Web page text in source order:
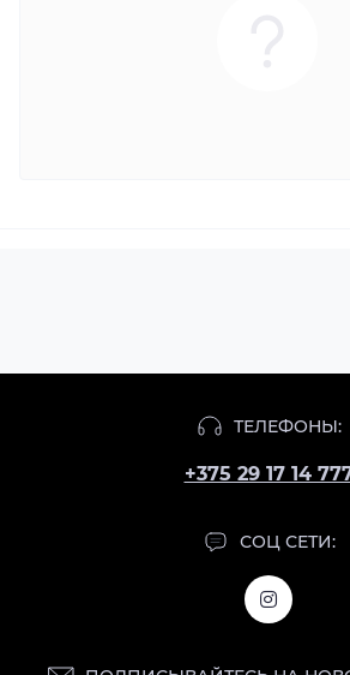
ТЕЛЕФОНЫ:
+375 29 17 14
СОЦ СЕТИ: